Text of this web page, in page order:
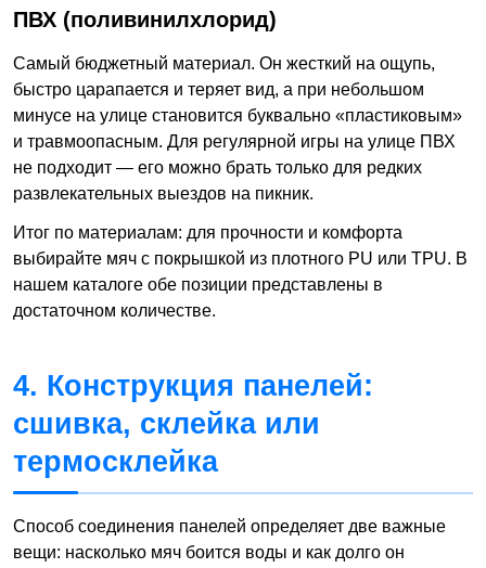
ПВХ (поливинилхлорид)
Самый бюджетный материал. Он жесткий на ощупь,
быстро царапается и теряет вид, а при небольшом
минусе на улице становится буквально «пластиковым»
и травмоопасным. Для регулярной игры на улице ПВХ
не подходит — его можно брать только для редких
развлекательных выездов на пикник.
Итог по материалам: для прочности и комфорта
выбирайте мяч с покрышкой из плотного PU или TPU. В
нашем каталоге обе позиции представлены в
достаточном количестве.
4. Конструкция панелей:
сшивка, склейка или
термосклейка
Способ соединения панелей определяет две важные
вещи: насколько мяч боится воды и как долго он